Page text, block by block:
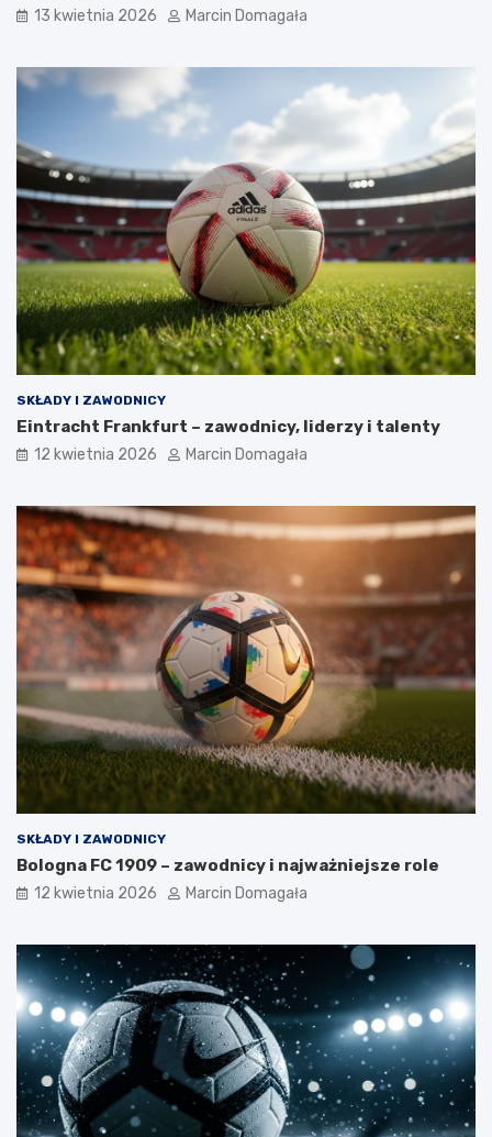
13 kwietnia 2026 Marcin Domagała
SKŁADY I ZAWODNICY
Eintracht Frankfurt – zawodnicy, liderzy i talenty
12 kwietnia 2026 Marcin Domagała
SKŁADY I ZAWODNICY
Bologna FC 1909 – zawodnicy i najważniejsze role
12 kwietnia 2026 Marcin Domagała